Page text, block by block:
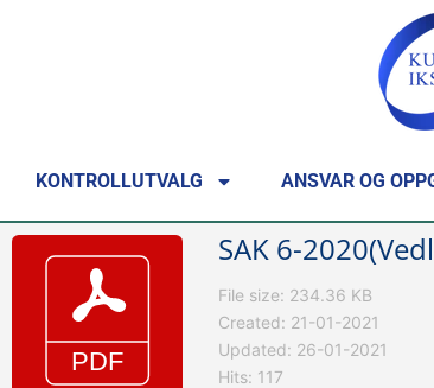
KONTROLLUTVALG ANSVAR OG
SAK 6-
File size: 234.36 KB
Created: 21-01-2021
Updated: 26-01-2021
Hits: 117